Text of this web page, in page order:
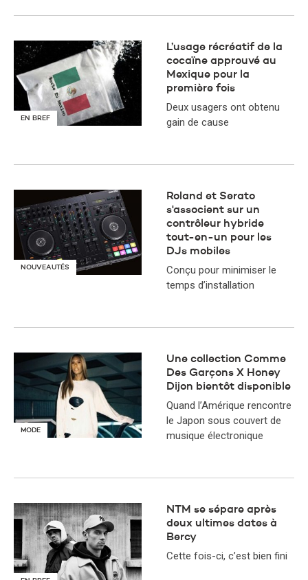
EN BREF
L’usage récréatif de la
cocaïne approuvé au
Mexique pour la
première fois
Deux usagers ont obtenu
gain de cause
NOUVEAUTÉS
Roland et Serato
s'associent sur un
contrôleur hybride
tout-en-un pour les
DJs mobiles
Conçu pour minimiser le
temps d’installation
MODE
Une collection Comme
Des Garçons X Honey
Dijon bientôt disponible
Quand l’Amérique rencontre
le Japon sous couvert de
musique électronique
NTM se sépare après
deux ultimes dates à
Bercy
Cette fois-ci, c’est bien fini